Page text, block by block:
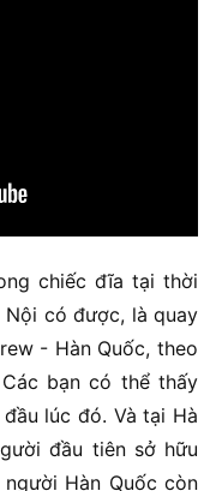
chiếc đĩa tại thời
có được, là quay
- Hàn Quốc, theo
bạn có thể thấy
lúc đó. Và tại Hà
đầu tiên sở hữu
Hàn Quốc còn